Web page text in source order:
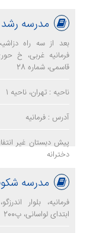
مدرسه رشد
بعد از سه راه
فرمانیه غربی، خ
قاسمی، شماره 28
ناحیه : تهران، ناحیه 1
آدرس : فرمانیه
پیش دبستان غیر
دخترانه
مدرسه
فرمانیه، بلوار
ابتدای لواسانی، پ200